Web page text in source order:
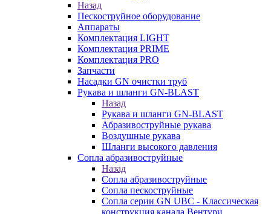
Назад
Пескоструйное оборудование
Аппараты
Комплектация LIGHT
Комплектация PRIME
Комплектация PRO
Запчасти
Насадки GN очистки труб
Рукава и шланги GN-BLAST
Назад
Рукава и шланги GN-BLAST
Абразивоструйные рукава
Воздушные рукава
Шланги высокого давления
Сопла абразивоструйные
Назад
Сопла абразивоструйные
Сопла пескоструйные
Сопла серии GN UBC - Классическая
конструкция канала Вентури